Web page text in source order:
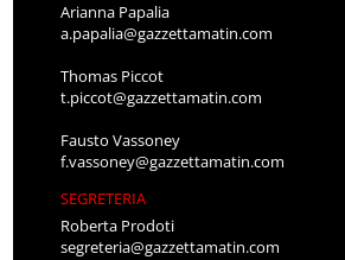
Arianna Papalia
a.papalia@gazzettamatin.com
Thomas Piccot
t.piccot@gazzettamatin.com
Fausto Vassoney
f.vassoney@gazzettamatin.com
SEGRETERIA
Roberta Prodoti
segreteria@gazzettamatin.com